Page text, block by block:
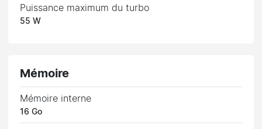
Puissance maximum du turbo
55 W
Mémoire
Mémoire interne
16 Go